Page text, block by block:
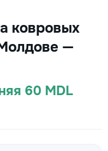
ковровых
—
60 MDL